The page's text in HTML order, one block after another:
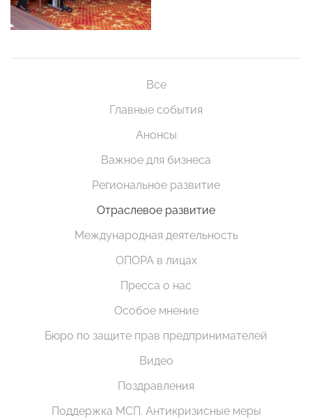
Все
Главные события
Анонсы
Важное для бизнеса
Региональное развитие
Отраслевое развитие
Международная деятельность
ОПОРА в лицах
Пресса о нас
Особое мнение
Бюро по защите прав предпринимателей
Видео
Поздравления
Поддержка МСП. Антикризисные меры